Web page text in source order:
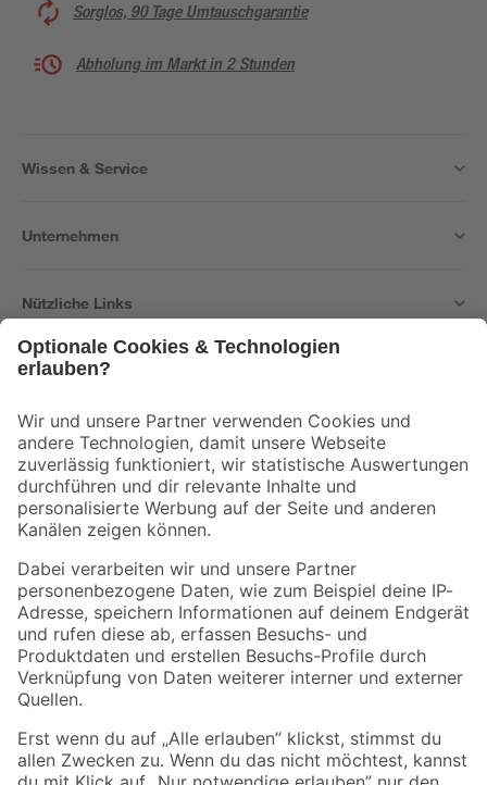
Sorglos, 90 Tage Umtauschgarantie
Abholung im Markt in 2 Stunden
Wissen & Service
Unternehmen
Nützliche Links
Der toom Newsletter: Keine Angebote und Aktionen mehr verpassen!
Zur Newsletter Anmeldung
Folge uns
Zahlungsarten Versandarten
Sicher einkaufen